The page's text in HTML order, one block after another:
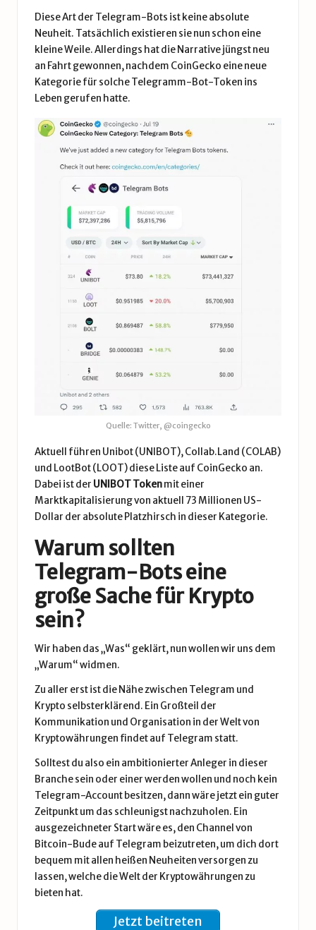
Diese Art der Telegram-Bots ist keine absolute
Neuheit. Tatsächlich existieren sie nun schon eine
kleine Weile. Allerdings hat die Narrative jüngst neu
an Fahrt gewonnen, nachdem CoinGecko eine neue
Kategorie für solche Telegramm-Bot-Token ins
Leben gerufen hatte.
Quelle: Twitter, @coingecko
Aktuell führen Unibot (UNIBOT), Collab.Land (COLAB)
und LootBot (LOOT) diese Liste auf CoinGecko an.
Dabei ist der UNIBOT Tokenmit einer
Marktkapitalisierung von aktuell 73 Millionen US-
Dollar der absolute Platzhirsch in dieser Kategorie.
Warum sollten
Telegram-Bots eine
große Sache für Krypto
sein?
Wir haben das „Was“ geklärt, nun wollen wir uns dem
„Warum“ widmen.
Zu aller erst ist die Nähe zwischen Telegram und
Krypto selbsterklärend. Ein Großteil der
Kommunikation und Organisation in der Welt von
Kryptowährungen findet auf Telegram statt.
Solltest du also ein ambitionierter Anleger in dieser
Branche sein oder einer werden wollen und noch kein
Telegram-Account besitzen, dann wäre jetzt ein guter
Zeitpunkt um das schleunigst nachzuholen. Ein
ausgezeichneter Start wäre es, den Channel von
Bitcoin-Bude auf Telegram beizutreten, um dich dort
bequem mit allen heißen Neuheiten versorgen zu
lassen, welche die Welt der Kryptowährungen zu
bieten hat.
Jetzt beitreten